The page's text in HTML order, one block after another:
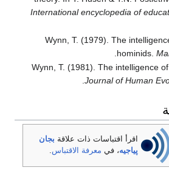
International encyclopedia of
Wynn, T. (1979). The
hominids.
Wynn, T. (1981). The intelligence
Journal of Human
اقرأ اقتباسات ذات علاقة بجان
پياجيه، في معرفة الاقتباس